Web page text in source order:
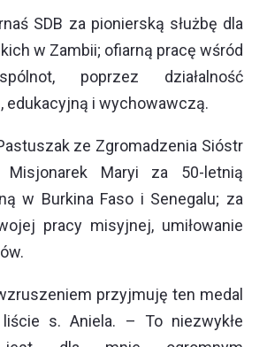
SDB za pionierską służbę dla
w Zambii; ofiarną pracę wśród
poprzez działalność
edukacyjną i wychowawczą.
ze Zgromadzenia Sióstr
Misjonarek Maryi za 50-letnią
w Burkina Faso i Senegalu; za
pracy misyjnej, umiłowanie
przyjmuję ten medal
s. Aniela. – To niezwykłe